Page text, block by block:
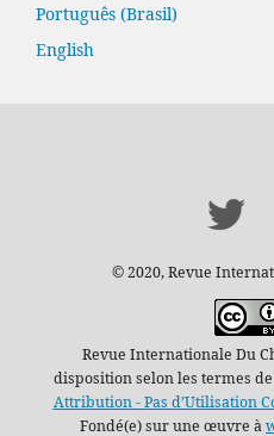
Português (Brasil)
English
© 2020, Revue
Revue Internationale Du
disposition selon les termes
Attribution - Pas d’Utilisation
Fondé(e) sur une œuvre à